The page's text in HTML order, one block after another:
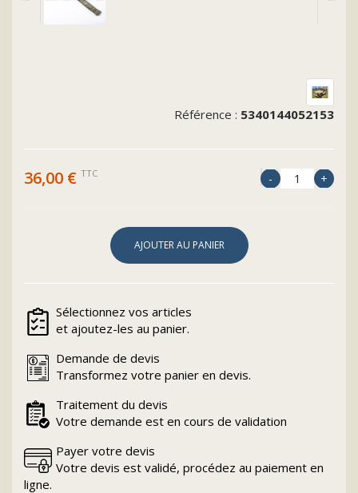
OCC
Référence : 5340144052153
36,00 € TTC
AJOUTER AU PANIER
Sélectionnez vos articles
et ajoutez-les au panier.
Demande de devis
Transformez votre panier en devis.
Traitement du devis
Votre demande est en cours de validation
Payer votre devis
Votre devis est validé, procédez au paiement en
ligne.